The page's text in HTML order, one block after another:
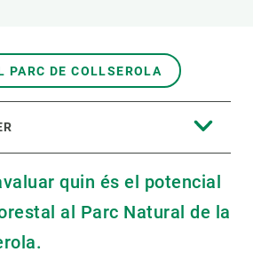
PARC DE COLLSEROLA
quin és el potencial
al Parc Natural de la